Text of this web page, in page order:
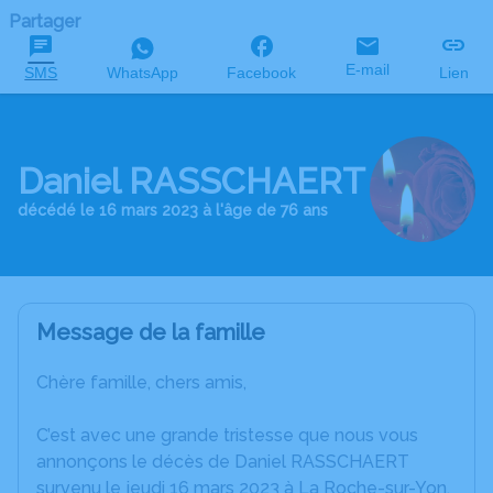
Partager
SMS WhatsApp Facebook E-mail Lien
Daniel RASSCHAERT
décédé le 16 mars 2023 à l'âge de 76 ans
Message de la famille
Chère famille, chers amis,
C’est avec une grande tristesse que nous vous
annonçons le décès de Daniel RASSCHAERT
survenu le jeudi 16 mars 2023 à La Roche-sur-Yon.